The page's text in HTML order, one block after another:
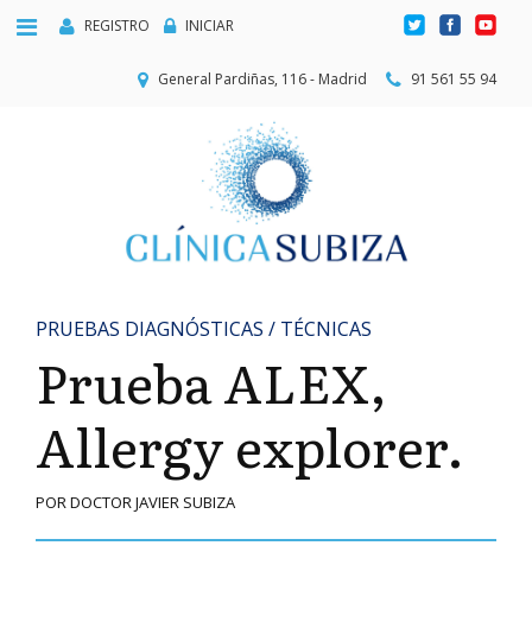
REGISTRO INICIAR
General Pardiñas, 116 - Madrid 91 561 55 94
PRUEBAS DIAGNÓSTICAS / TÉCNICAS
Prueba ALEX,
Allergy explorer.
POR DOCTOR JAVIER SUBIZA